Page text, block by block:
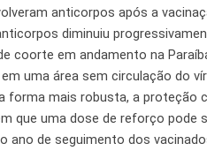
anticorpos após a
diminuiu
coorte em andamento na
uma área sem circulação do
forma mais robusta, a proteção
que uma dose de reforço
ano de seguimento dos